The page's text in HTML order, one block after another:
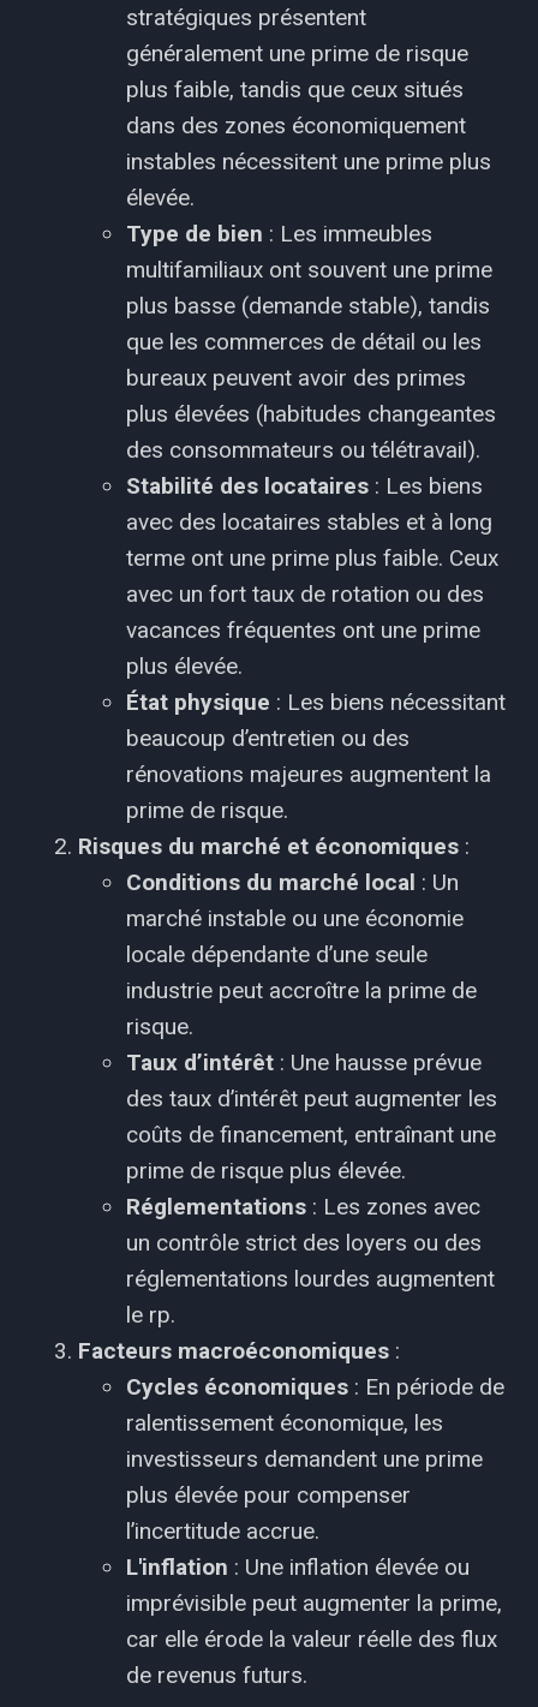
stratégiques présentent
généralement une prime de risque
plus faible, tandis que ceux situés
dans des zones économiquement
instables nécessitent une prime plus
élevée.
Type de bien : Les immeubles
multifamiliaux ont souvent une prime
plus basse (demande stable), tandis
que les commerces de détail ou les
bureaux peuvent avoir des primes
plus élevées (habitudes changeantes
des consommateurs ou télétravail).
Stabilité des locataires : Les biens
avec des locataires stables et à long
terme ont une prime plus faible. Ceux
avec un fort taux de rotation ou des
vacances fréquentes ont une prime
plus élevée.
État physique : Les biens nécessitant
beaucoup d’entretien ou des
rénovations majeures augmentent la
prime de risque.
Risques du marché et économiques :
Conditions du marché local : Un
marché instable ou une économie
locale dépendante d’une seule
industrie peut accroître la prime de
risque.
Taux d’intérêt : Une hausse prévue
des taux d’intérêt peut augmenter les
coûts de financement, entraînant une
prime de risque plus élevée.
Réglementations : Les zones avec
un contrôle strict des loyers ou des
réglementations lourdes augmentent
le rp.
Facteurs macroéconomiques :
Cycles économiques : En période de
ralentissement économique, les
investisseurs demandent une prime
plus élevée pour compenser
l’incertitude accrue.
L'inflation : Une inflation élevée ou
imprévisible peut augmenter la prime,
car elle érode la valeur réelle des flux
de revenus futurs.